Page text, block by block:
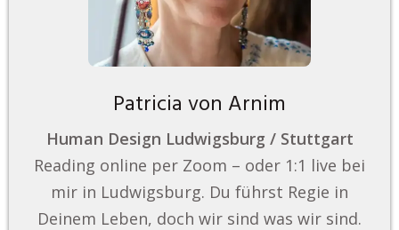
Patricia von Arnim
Human Design Ludwigsburg / Stuttgart
Reading online per Zoom – oder 1:1 live bei
mir in Ludwigsburg. Du führst Regie in
Deinem Leben, doch wir sind was wir sind.